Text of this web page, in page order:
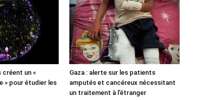
créent un «
» pour étudier les
Gaza : alerte sur les patients
amputés et cancéreux nécessitant
un traitement à l’étranger